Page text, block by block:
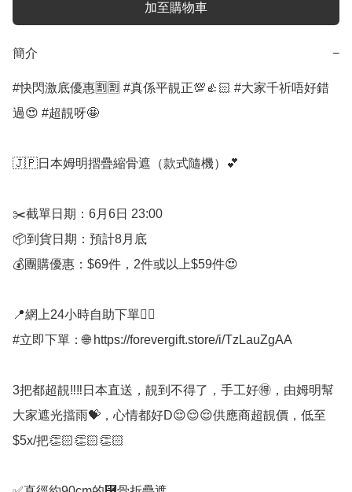
加至購物車
簡介 −
#快閃激底優惠🈹🈹 #真係平靚正💯👍🏻 #大家千祈唔好錯
過😍 #超靚呀🤩
🇯🇵日本姆明摺疊縮骨遮（款式隨機）💕
✂️截單日期：6月6日 23:00
📦到貨日期：預計8月底
💰團購優惠：$69件，2件或以上$59件😍
📍網上24小時自助下單👍🏻
#立即下單：🌐 https://forevergift.store/i/TzLauZgAA
3把都超靚‼️‼️日本直送，靚到不得了，手工好🉐，由姆明幫
大家遮光擋雨💝，心情都好D😌😌😌供應商超靚價，低至
$5x/把👏🏻👏🏻👏🏻